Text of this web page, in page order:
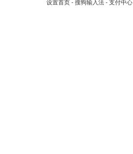
设置首页 - 搜狗输入法 - 支付中心